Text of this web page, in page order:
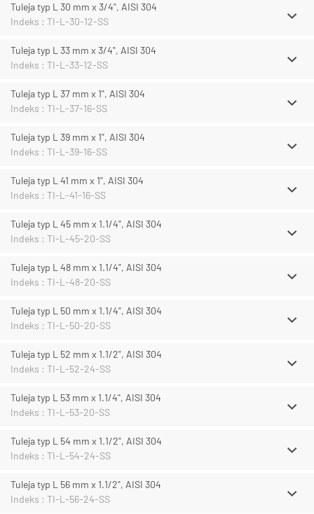
Tuleja typ L 30 mm x 3/4", AISI 304
Indeks : TI-L-30-12-SS
Tuleja typ L 33 mm x 3/4", AISI 304
Indeks : TI-L-33-12-SS
Tuleja typ L 37 mm x 1", AISI 304
Indeks : TI-L-37-16-SS
Tuleja typ L 39 mm x 1", AISI 304
Indeks : TI-L-39-16-SS
Tuleja typ L 41 mm x 1", AISI 304
Indeks : TI-L-41-16-SS
Tuleja typ L 45 mm x 1.1/4", AISI 304
Indeks : TI-L-45-20-SS
Tuleja typ L 48 mm x 1.1/4", AISI 304
Indeks : TI-L-48-20-SS
Tuleja typ L 50 mm x 1.1/4", AISI 304
Indeks : TI-L-50-20-SS
Tuleja typ L 52 mm x 1.1/2", AISI 304
Indeks : TI-L-52-24-SS
Tuleja typ L 53 mm x 1.1/4", AISI 304
Indeks : TI-L-53-20-SS
Tuleja typ L 54 mm x 1.1/2", AISI 304
Indeks : TI-L-54-24-SS
Tuleja typ L 56 mm x 1.1/2", AISI 304
Indeks : TI-L-56-24-SS